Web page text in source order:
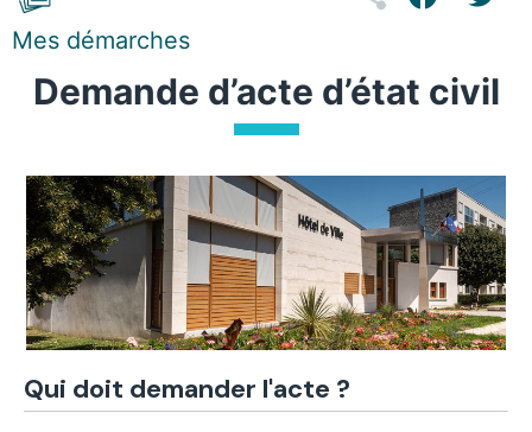
Mes démarches
Demande d’acte d’état civil
Qui doit demander l'acte ?